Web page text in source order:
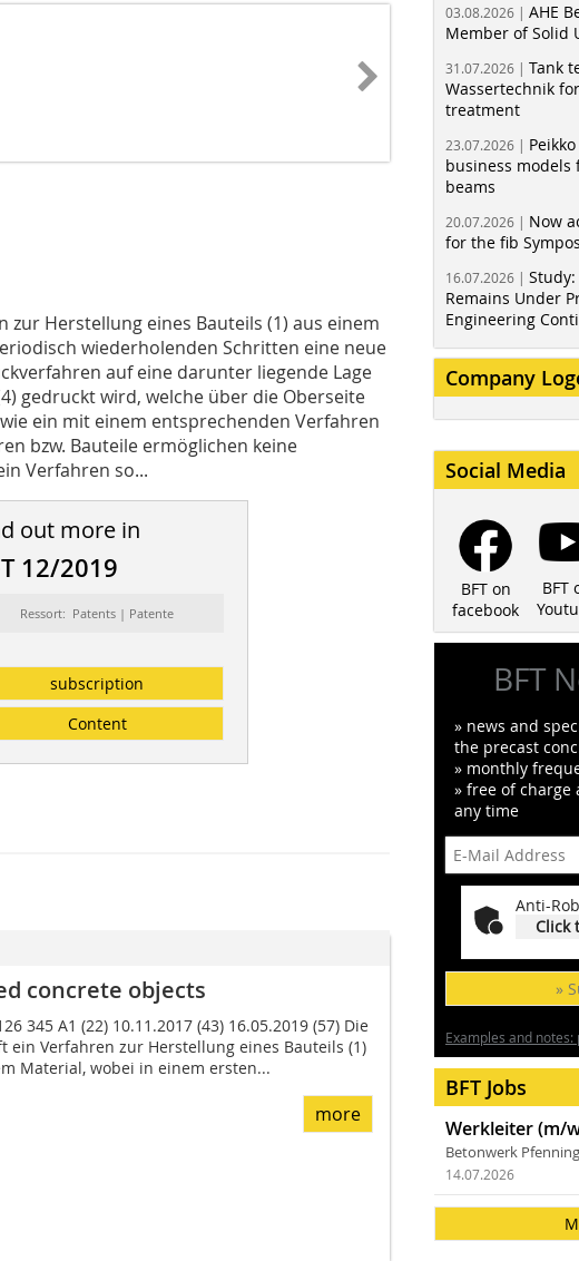
Herstellung eines Bauteils (1) aus einem
wiederholenden Schritten eine neue
auf eine darunter liegende Lage
gedruckt wird, welche über die Obersei­te
ein mit einem entsprechenden Verfahren
bzw. Bauteile ermöglichen keine
Verfahren so...
out more in
12/2019
Ressort: Patents | Patente
subscription
Content
concrete objects
345 A1 (22) 10.11.2017 (43) 16.05.2019 (57) Die
ein Verfahren zur Herstellung eines Bauteils (1)
Materi­al, wobei in einem ersten...
more
03.08.2026 | AHE
Member of Solid
31.07.2026 | Tank
Wassertechnik
treatment
23.07.2026 |
business models
beams
20.07.2026 | Now
for the fib
16.07.2026 |
Remains Under
Engineering
Company
Social Media
BFT on
facebook
BFT
BFT
» news and
the precast
» monthly
» free of charge
any time
Anti-
Click
»
Examples and
BFT Jobs
Werkleiter (m/
Betonwerk
14.07.2026